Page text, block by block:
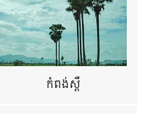
កំពង់ស្ពឺ